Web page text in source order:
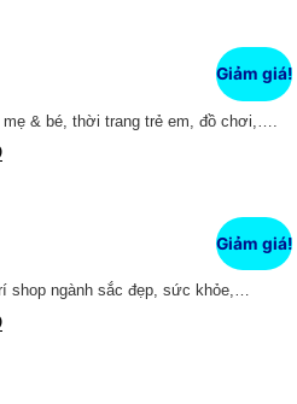
Giảm giá!
& bé, thời trang trẻ em, đồ chơi,….
Giảm giá!
shop ngành sắc đẹp, sức khỏe,…